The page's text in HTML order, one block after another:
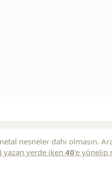
nesneler dahi olmasın.
yazan yerde iken 40'e yönelip